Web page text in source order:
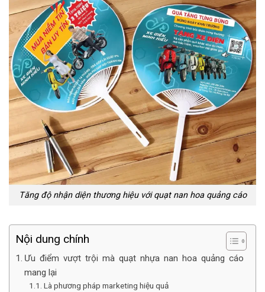
Tăng độ nhận diện thương hiệu với quạt nan hoa quảng cáo
Nội dung chính
Ưu điểm vượt trội mà quạt nhựa nan hoa quảng cáo
mang lại
Là phương pháp marketing hiệu quả